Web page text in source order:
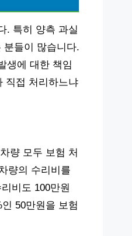
. 특히 양측 과실
분들이 많습니다.
생에 대한 책임
직접 처리하느냐
량 모두 보험 처
량의 수리비를
비도 100만원
50만원을 보험